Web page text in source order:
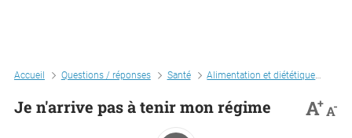
Accueil Questions / réponses Santé Alimentation et diététique
Je n'arrive pas à tenir mon régime A+A-